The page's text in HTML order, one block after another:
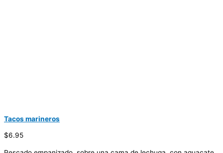
Tacos marineros
$6.95